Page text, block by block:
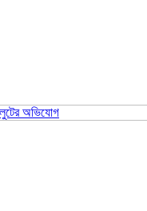
লুটের অভিযোগ